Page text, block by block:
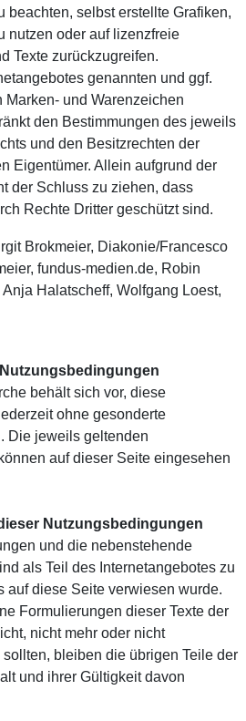
beachten, selbst erstellte Grafiken,
nutzen oder auf lizenzfreie
Texte zurückzugreifen.
genannten und ggf.
und Warenzeichen
den Bestimmungen des jeweils
und den Besitzrechten der
Eigentümer. Allein aufgrund der
der Schluss zu ziehen, dass
Rechte Dritter geschützt sind.
Brokmeier, Diakonie/Francesco
fundus-medien.de, Robin
Halatscheff, Wolfgang Loest,
behält sich vor, diese
ohne gesonderte
Die jeweils geltenden
auf dieser Seite eingesehen
Nutzungsbedingungen
und die nebenstehende
als Teil des Internetangebotes zu
auf diese Seite verwiesen wurde.
Formulierungen dieser Texte der
nicht mehr oder nicht
bleiben die übrigen Teile der
und ihrer Gültigkeit davon